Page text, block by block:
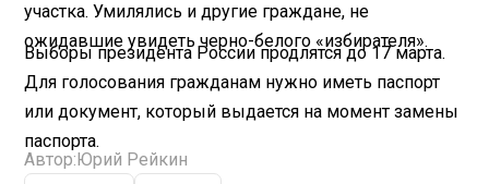
участка. Умилялись и другие граждане, не
ожидавшие увидеть черно-белого «избирателя».
Выборы президента России продлятся до 17 марта.
Для голосования гражданам нужно иметь паспорт
или документ, который выдается на момент замены
паспорта.
Автор: Юрий Рейкин